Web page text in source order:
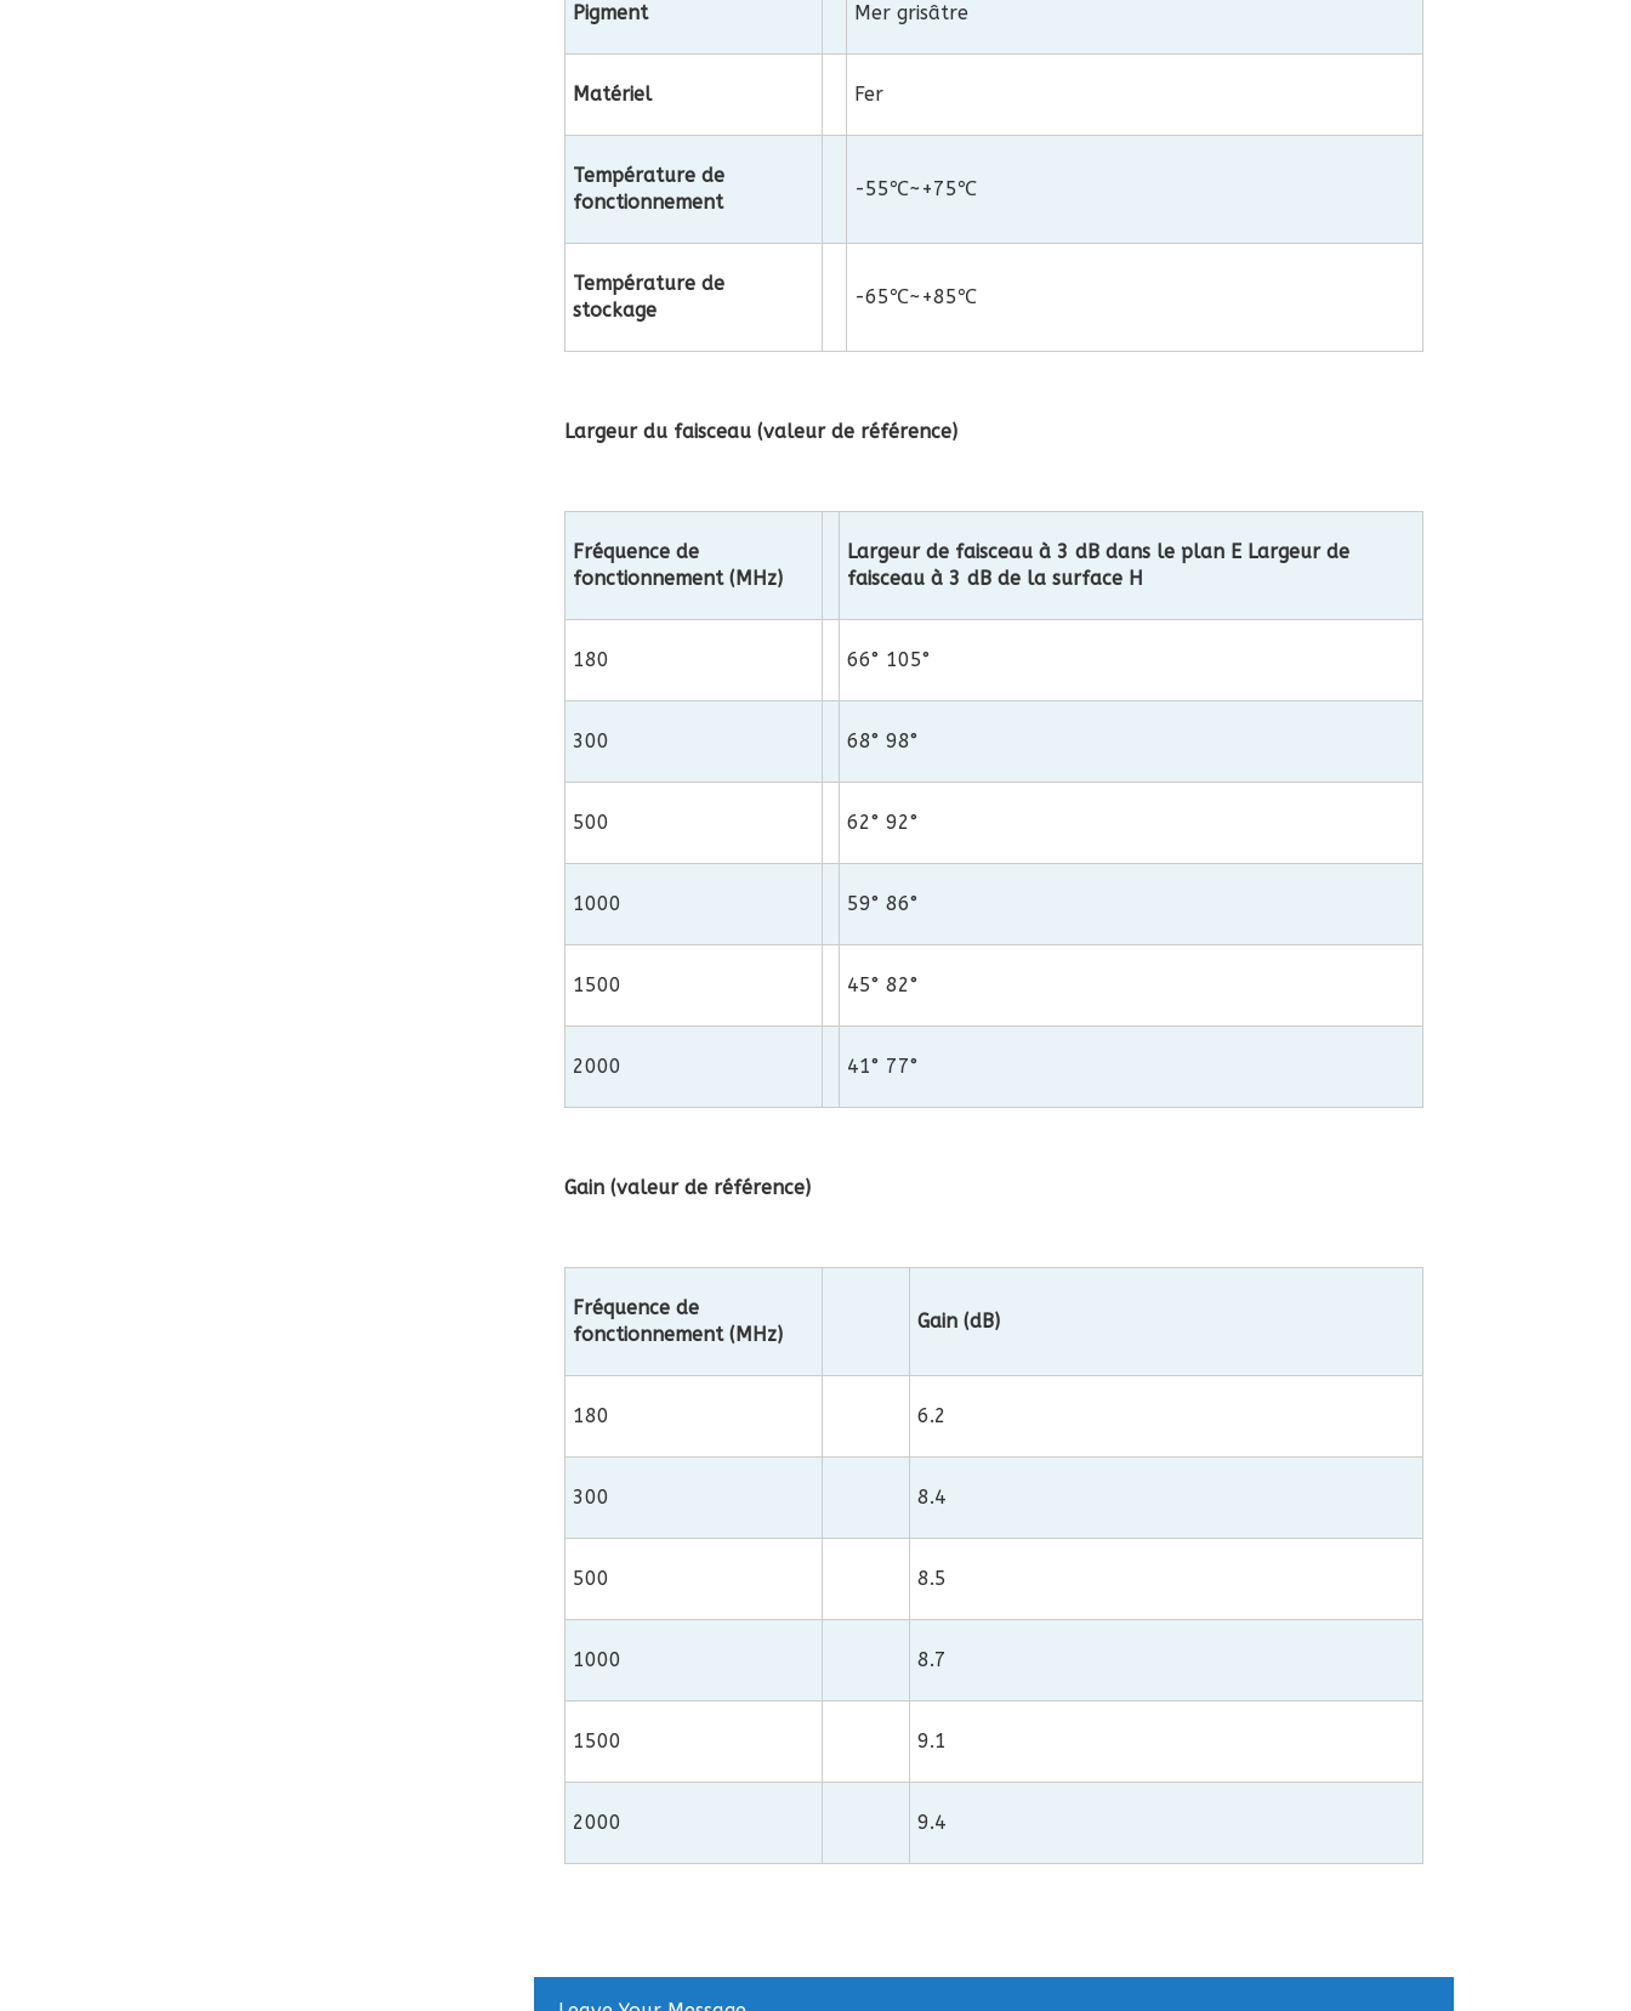
Pigment Mer grisâtre
Matériel Fer
Température de
fonctionnement
-55℃~+75℃
Température de
stockage
-65℃~+85℃
Largeur du faisceau (valeur de référence)
Fréquence de
fonctionnement (MHz)
Largeur de faisceau à 3 dB dans le plan E Largeur de
faisceau à 3 dB de la surface H
180 66° 105°
300 68° 98°
500 62° 92°
1000 59° 86°
1500 45° 82°
2000 41° 77°
Gain (valeur de référence)
Fréquence de
fonctionnement (MHz)
Gain (dB)
180 6.2
300 8.4
500 8.5
1000 8.7
1500 9.1
2000 9.4